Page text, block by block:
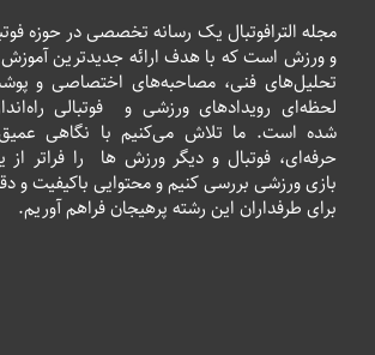
مجله الترافوتبال یک رسانه تخصصی در حوزه
و ورزش است که با هدف ارائه جدیدترین
تحلیل‌های فنی، مصاحبه‌های اختصاصی و
لحظه‌ای رویدادهای ورزشی و فوتبالی
شده است. ما تلاش می‌کنیم با نگاهی
حرفه‌ای، فوتبال و دیگر ورزش ها را فراتر
بازی ورزشی بررسی کنیم و محتوایی باکیفیت و
برای طرفداران این رشته پرهیجان فراهم آوریم.